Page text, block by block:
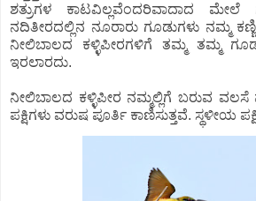
ಶತ್ರುಗಳ ಕಾಟವಿಲ್ಲವೆಂದರಿವಾದಾದ ಮೇಲೆ
ನದಿತೀರದಲ್ಲಿನ ನೂರಾರು ಗೂಡುಗಳು ನಮ್ಮ
ನೀಲಿಬಾಲದ ಕಳ್ಳಿಪೀರಗಳಿಗೆ ತಮ್ಮ ತಮ್ಮ
ಇರಲಾರದು.
ನೀಲಿಬಾಲದ ಕಳ್ಳಿಪೀರ ನಮ್ಮಲ್ಲಿಗೆ ಬರುವ
ಪಕ್ಷಿಗಳು ವರುಷ ಪೂರ್ತಿ ಕಾಣಿಸುತ್ತವೆ. ಸ್ಥಳೀಯ